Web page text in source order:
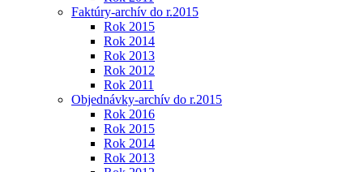
Faktúry-archív do r.2015
Rok 2015
Rok 2014
Rok 2013
Rok 2012
Rok 2011
Objednávky-archív do r.2015
Rok 2016
Rok 2015
Rok 2014
Rok 2013